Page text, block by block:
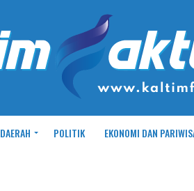
DAERAH POLITIK EKONOMI DAN